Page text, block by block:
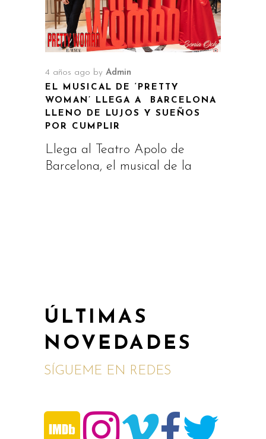
4 años ago by Admin
EL MUSICAL DE ‘PRETTY
WOMAN’ LLEGA A BARCELONA
LLENO DE LUJOS Y SUEÑOS
POR CUMPLIR
Llega al Teatro Apolo de
Barcelona, el musical de la
ÚLTIMAS
NOVEDADES
SÍGUEME EN REDES